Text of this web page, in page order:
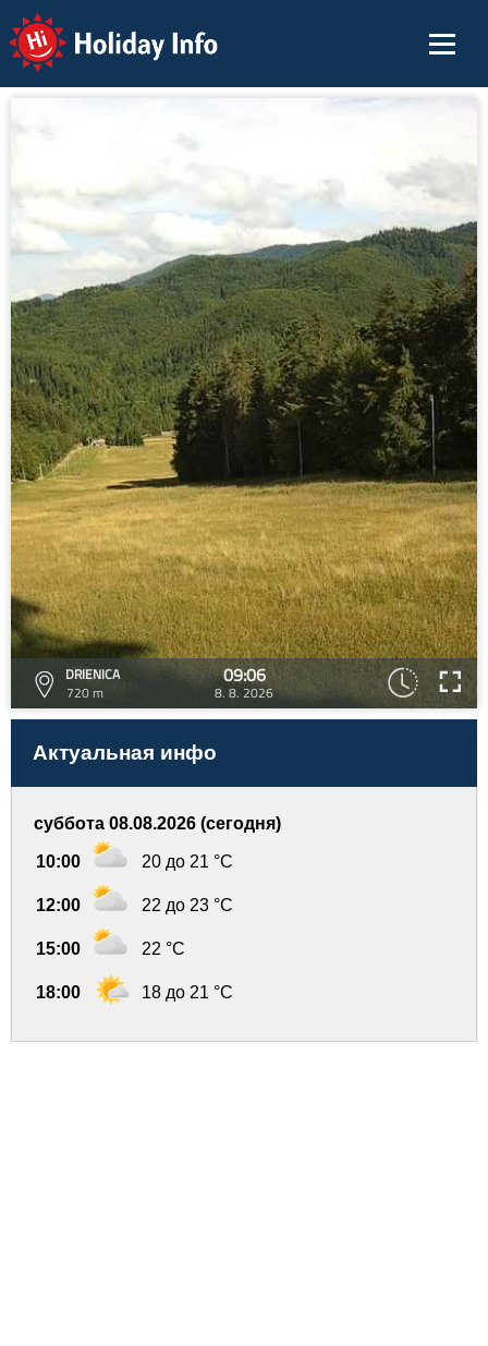
Holiday Info
DRIENICA
720 m
09:06
8. 8. 2026
Актуальная инфо
суббота 08.08.2026 (сегодня)
10:00 20 до 21 °C
12:00 22 до 23 °C
15:00 22 °C
18:00 18 до 21 °C